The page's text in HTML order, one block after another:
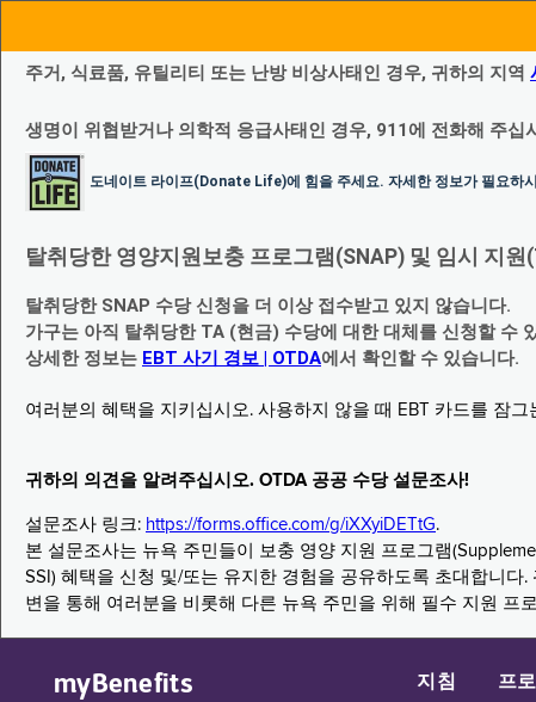
주거, 식료품, 유틸리티 또는 난방 비상사태인 경우, 귀하의 지역
생명이 위협받거나 의학적 응급사태인 경우, 911에 전화해 주십
도네이트 라이프(Donate Life)에 힘을 주세요. 자세한 정보가 필요하
탈취당한 영양지원보충 프로그램(SNAP) 및 임시 지
탈취당한 SNAP 수당 신청을 더 이상 접수받고 있지 않습니다.
가구는 아직 탈취당한 TA (현금) 수당에 대한 대체를 신청할 수
상세한 정보는 EBT 사기 경보 | OTDA에서 확인할 수 있습니다.
여러분의 혜택을 지키십시오. 사용하지 않을 때 EBT 카드를 잠
귀하의 의견을 알려주십시오. OTDA 공공 수당 설문조사!
설문조사 링크: https://forms.office.com/g/iXXyiDETtG.
본 설문조사는 뉴욕 주민들이 보충 영양 지원 프로그램
SSI) 혜택을 신청 및/또는 유지한 경험을 공유하도록 초대합니
변을 통해 여러분을 비롯해 다른 뉴욕 주민을 위해 필수 지원 프
myBenefits 지침 프